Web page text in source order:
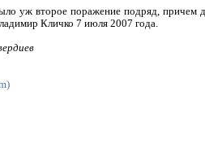
уж второе поражение подряд, причем
Кличко 7 июля 2007 года.